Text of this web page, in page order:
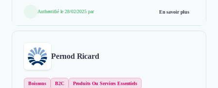
Authentifié le 28/02/2025 par En savoir plus
Pernod Ricard
Boissons B2C Produits Ou Services Essentiels